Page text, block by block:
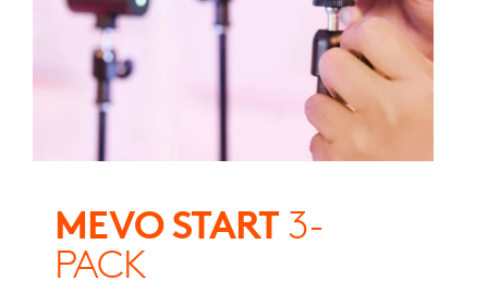
MEVO START 3-
PACK